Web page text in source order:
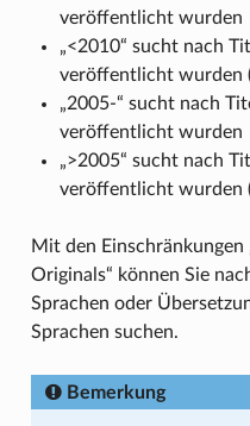
veröffentlicht wurden
„<2010“ sucht nach
veröffentlicht wurden
„2005-“ sucht nach
veröffentlicht wurden
„>2005“ sucht nach
veröffentlicht wurden
Mit den Einschränkungen
Originals“ können Sie
Sprachen oder
Sprachen suchen.
Bemerkung